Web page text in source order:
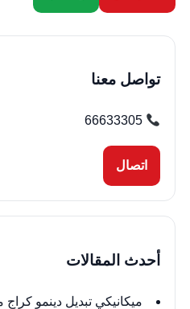
تواصل معنا
66633305
اتصال
أحدث المقالات
ميكانيكي تبديل دينمو